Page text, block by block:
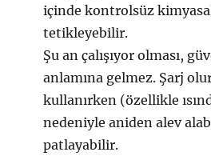
içinde kontrolsüz
tetikleyebilir.
Şu an çalışıyor olması,
anlamına gelmez. Şarj
kullanırken (özellikle
nedeniyle aniden alev
patlayabilir.